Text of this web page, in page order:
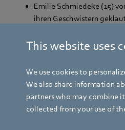
This website uses
We use cookies to
We also share information
partners who may combine
collected from your use of
Emilie Schmiedeke (15)
ihren Geschwistern
erhalten kann. Dieses
Diese Projekte schafften
Lucas Wilke (12) von der
Computermaus. Die